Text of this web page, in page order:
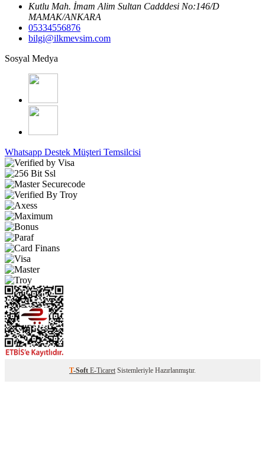
Kutlu Mah. İmam Alim Sultan Cadddesi No:146/D
MAMAK/ANKARA
05334556876
bilgi@ilkmevsim.com
Sosyal Medya
Whatsapp Destek Müşteri Temsilcisi
T-Soft E-Ticaret Sistemleriyle Hazırlanmıştır.